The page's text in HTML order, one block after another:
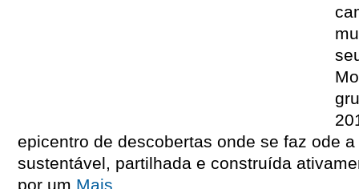
epicentro de descobertas onde se faz ode
sustentável, partilhada e construída
por um Mais...